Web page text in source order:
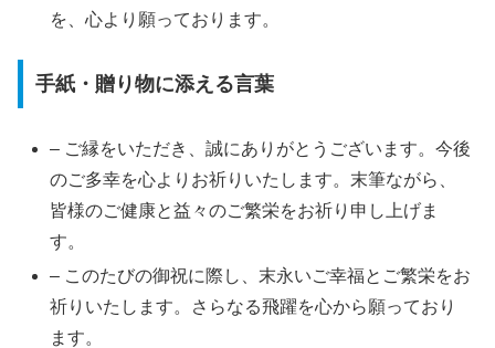
を、心より願っております。
手紙・贈り物に添える言葉
– ご縁をいただき、誠にありがとうございます。今後
のご多幸を心よりお祈りいたします。末筆ながら、
皆様のご健康と益々のご繁栄をお祈り申し上げま
す。
– このたびの御祝に際し、末永いご幸福とご繁栄をお
祈りいたします。さらなる飛躍を心から願っており
ます。